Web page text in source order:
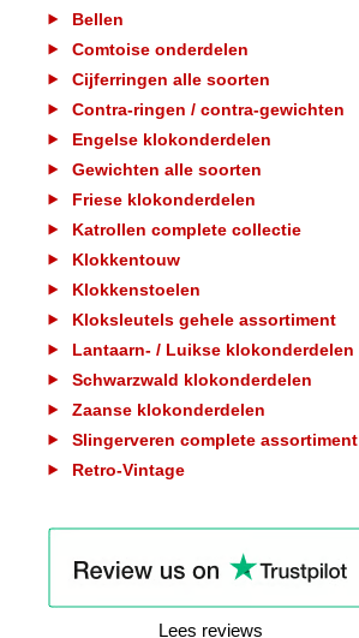
Bellen
Comtoise onderdelen
Cijferringen alle soorten
Contra-ringen / contra-gewichten
Engelse klokonderdelen
Gewichten alle soorten
Friese klokonderdelen
Katrollen complete collectie
Klokkentouw
Klokkenstoelen
Kloksleutels gehele assortiment
Lantaarn- / Luikse klokonderdelen
Schwarzwald klokonderdelen
Zaanse klokonderdelen
Slingerveren complete assortiment
Retro-Vintage
Lees reviews